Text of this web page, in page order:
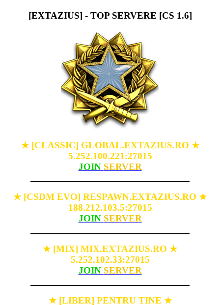
[EXTAZIUS] - TOP SERVERE [CS 1.6]
★[CLASSIC] GLOBAL.EXTAZIUS.RO ★
5.252.100.221:27015
JOIN SERVER
★ [CSDM EVO] RESPAWN.EXTAZIUS.RO ★
188.212.103.5:27015
JOIN SERVER
★ [MIX] MIX.EXTAZIUS.RO ★
5.252.102.33:27015
JOIN SERVER
★[LIBER] PENTRU TINE ★